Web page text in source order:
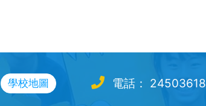
學校地圖 電話： 24503618